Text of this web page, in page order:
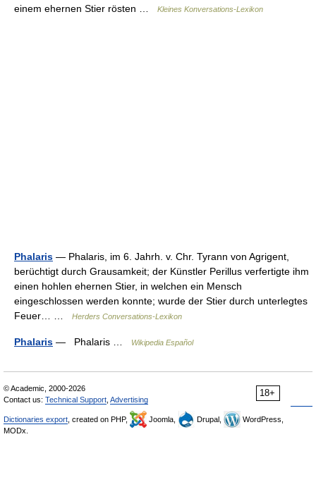
einem ehernen Stier rösten …
Kleines Konversations-Lexikon
Phalaris — Phalaris, im 6. Jahrh. v. Chr. Tyrann von Agrigent,
berüchtigt durch Grausamkeit; der Künstler Perillus verfertigte ihm
einen hohlen ehernen Stier, in welchen ein Mensch
eingeschlossen werden konnte; wurde der Stier durch unterlegtes
Feuer… …
Herders Conversations-Lexikon
Phalaris — Phalaris … Wikipedia Español
18+
© Academic, 2000-2026
Contact us: Technical Support Advertising
Dictionaries export , created on PHP, Joomla, Drupal,
WordPress,
MODx.